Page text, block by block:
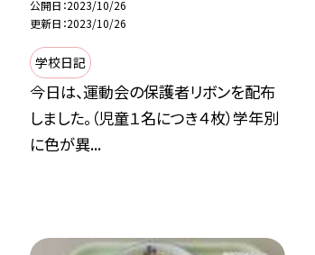
公開日 2023/10/26
更新日 2023/10/26
学校日記
今日は、運動会の保護者リボンを配布
しました。（児童１名につき４枚）学年別
に色が異...